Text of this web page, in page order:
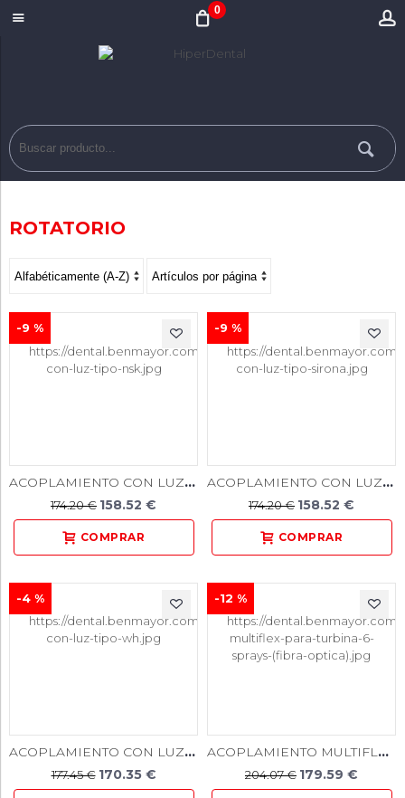
0
ROTATORIO
ACOPLAMIENTO CON LUZ TIPO NSK
174.20 € 158.52 €
-9 %
ACOPLAMIENTO CON LUZ TIPO SIRONA
174.20 € 158.52 €
-9 %
ACOPLAMIENTO CON LUZ TIPO WH
177.45 € 170.35 €
-4 %
ACOPLAMIENTO MULTIFLEX PARA TURBINA 6 SPRAYS (FIBRA OPTICA)
204.07 € 179.59 €
-12 %